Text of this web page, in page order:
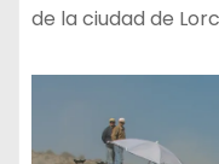
de la ciudad de